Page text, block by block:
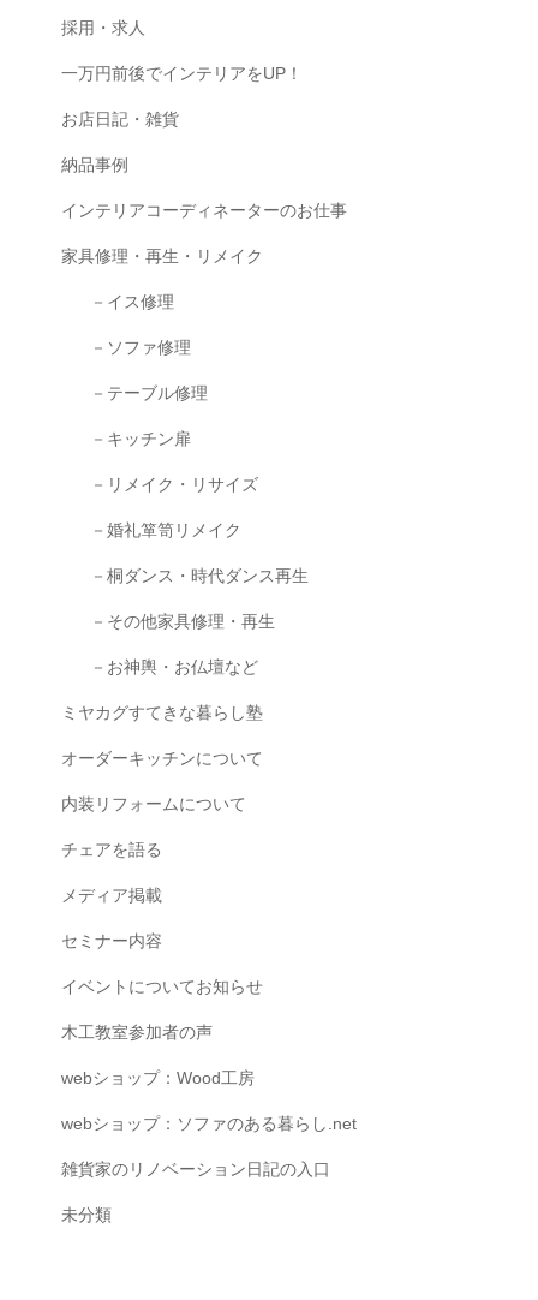
採用・求人
一万円前後でインテリアをUP！
お店日記・雑貨
納品事例
インテリアコーディネーターのお仕事
家具修理・再生・リメイク
－イス修理
－ソファ修理
－テーブル修理
－キッチン扉
－リメイク・リサイズ
－婚礼箪笥リメイク
－桐ダンス・時代ダンス再生
－その他家具修理・再生
－お神輿・お仏壇など
ミヤカグすてきな暮らし塾
オーダーキッチンについて
内装リフォームについて
チェアを語る
メディア掲載
セミナー内容
イベントについてお知らせ
木工教室参加者の声
webショップ：Wood工房
webショップ：ソファのある暮らし.net
雑貨家のリノベーション日記の入口
未分類